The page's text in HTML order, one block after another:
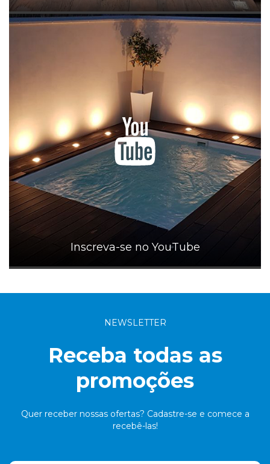
Inscreva-se no YouTube
NEWSLETTER
Receba todas as
promoções
Quer receber nossas ofertas? Cadastre-se e comece a
recebê-las!